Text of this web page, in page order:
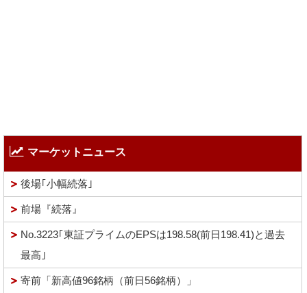
マーケットニュース
後場｢小幅続落｣
前場『続落』
No.3223｢東証プライムのEPSは198.58(前日198.41)と過去
最高｣
寄前「新高値96銘柄（前日56銘柄）」